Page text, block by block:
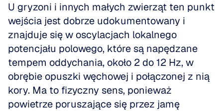
U gryzoni i innych małych zwierząt ten punkt
wejścia jest dobrze udokumentowany i
znajduje się w oscylacjach lokalnego
potencjału polowego, które są napędzane
tempem oddychania, około 2 do 12 Hz, w
obrębie opuszki węchowej i połączonej z nią
kory. Ma to fizyczny sens, ponieważ
powietrze poruszające się przez jamę